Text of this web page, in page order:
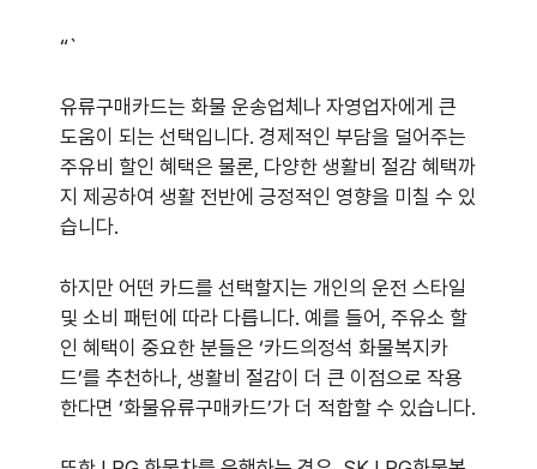
“`
유류구매카드는 화물 운송업체나 자영업자에게 큰
도움이 되는 선택입니다. 경제적인 부담을 덜어주는
주유비 할인 혜택은 물론, 다양한 생활비 절감 혜택까
지 제공하여 생활 전반에 긍정적인 영향을 미칠 수 있
습니다.
하지만 어떤 카드를 선택할지는 개인의 운전 스타일
및 소비 패턴에 따라 다릅니다. 예를 들어, 주유소 할
인 혜택이 중요한 분들은 ‘카드의정석 화물복지카
드’를 추천하나, 생활비 절감이 더 큰 이점으로 작용
한다면 ‘화물유류구매카드’가 더 적합할 수 있습니다.